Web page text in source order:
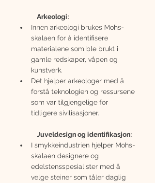
Arkeologi:
Innen arkeologi brukes Mohs-
skalaen for å identifisere
materialene som ble brukt i
gamle redskaper, våpen og
kunstverk.
Det hjelper arkeologer med å
forstå teknologien og ressursene
som var tilgjengelige for
tidligere sivilisasjoner.
Juveldesign og identifikasjon:
I smykkeindustrien hjelper Mohs-
skalaen designere og
edelstensspesialister med å
velge steiner som tåler daglig